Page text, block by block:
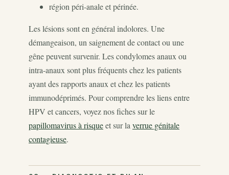
région péri-anale et périnée.
Les lésions sont en général indolores. Une
démangeaison, un saignement de contact ou une
gêne peuvent survenir. Les condylomes anaux ou
intra-anaux sont plus fréquents chez les patients
ayant des rapports anaux et chez les patients
immunodéprimés. Pour comprendre les liens entre
HPV et cancers, voyez nos fiches sur le
papillomavirus à risqueet sur la verrue génitale
contagieuse.